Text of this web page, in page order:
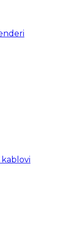
kablovi